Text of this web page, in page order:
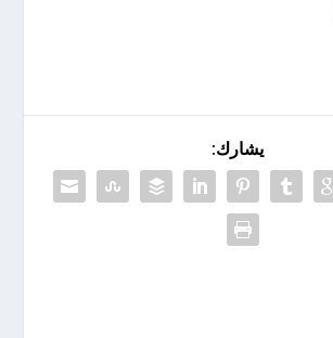
يشارك: